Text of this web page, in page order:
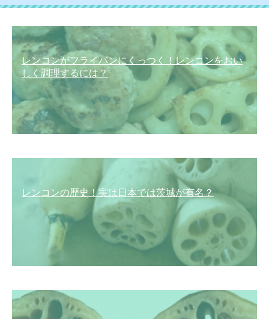
レンコンがフライパンにくっつく！レンコンをおい
しく調理するには？
レンコンの歴史！実は日本では茨城が有名？